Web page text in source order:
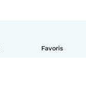
Favoris